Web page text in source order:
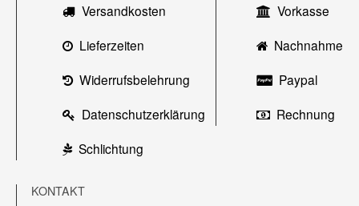
Versandkosten
Lieferzeiten
Widerrufsbelehrung
Datenschutzerklärung
Schlichtung
Vorkasse
Nachnahme
Paypal
Rechnung
KONTAKT